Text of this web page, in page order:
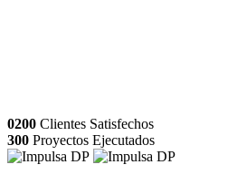
0200 Clientes Satisfechos
300 Proyectos Ejecutados